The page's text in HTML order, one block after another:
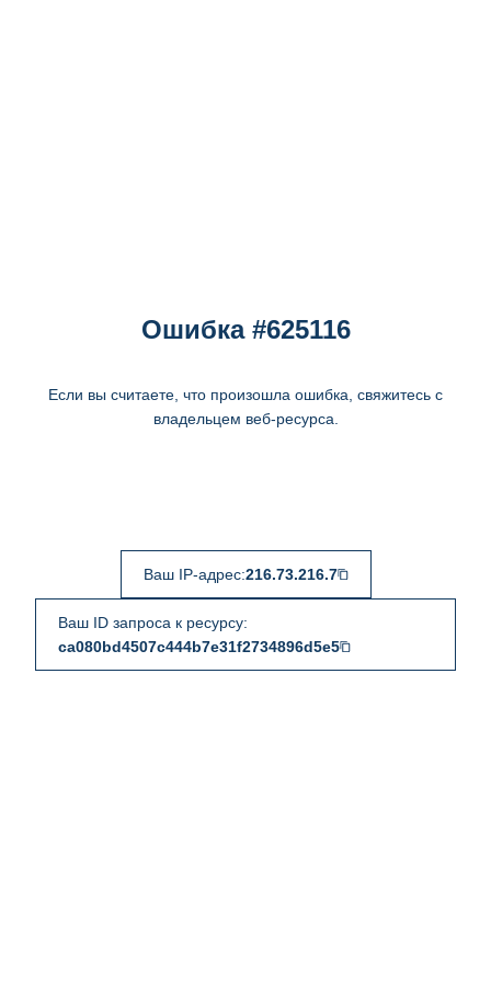
Ошибка #625116
Если вы считаете, что произошла ошибка, свяжитесь с
владельцем веб-ресурса.
Ваш IP-адрес:216.73.216.7
Ваш ID запроса к ресурсу:
ca080bd4507c444b7e31f2734896d5e5